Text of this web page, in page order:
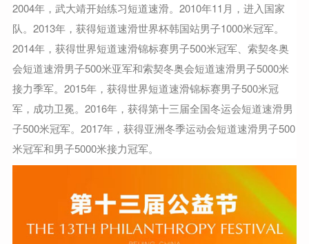
2004年，武大靖开始练习短道速滑。2010年11月，进入国家
队。2013年，获得短道速滑世界杯韩国站男子1000米冠军。
2014年，获得世界短道速滑锦标赛男子500米冠军、索契冬奥
会短道速滑男子500米亚军和索契冬奥会短道速滑男子5000米
接力季军。2015年，获得世界短道速滑锦标赛男子500米冠
军，成功卫冕。2016年，获得第十三届全国冬运会短道速滑男
子500米冠军。2017年，获得亚洲冬季运动会短道速滑男子500
米冠军和男子5000米接力冠军。